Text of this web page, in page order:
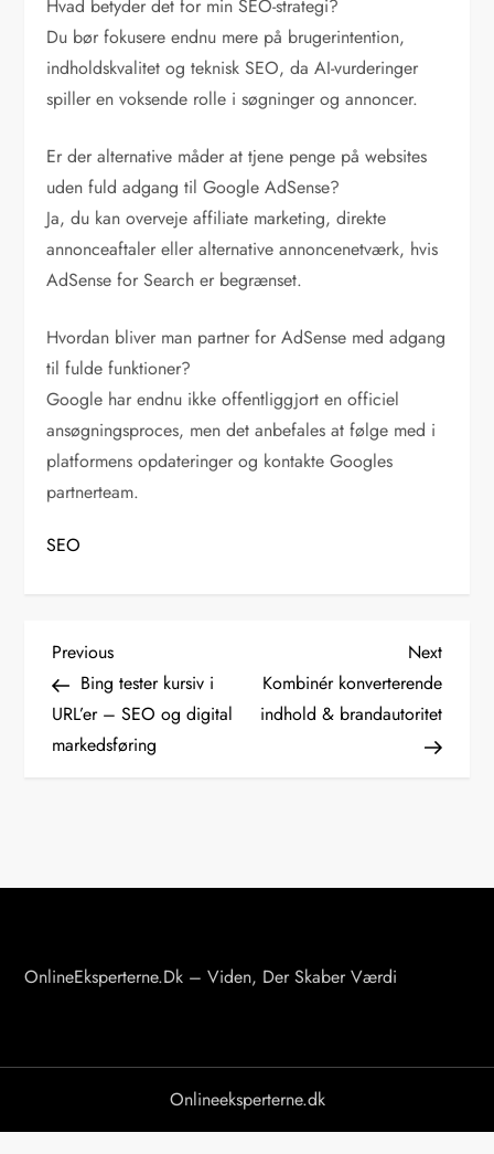
Hvad betyder det for min SEO-strategi?
Du bør fokusere endnu mere på brugerintention,
indholdskvalitet og teknisk SEO, da AI-vurderinger
spiller en voksende rolle i søgninger og annoncer.
Er der alternative måder at tjene penge på websites
uden fuld adgang til Google AdSense?
Ja, du kan overveje affiliate marketing, direkte
annonceaftaler eller alternative annoncenetværk, hvis
AdSense for Search er begrænset.
Hvordan bliver man partner for AdSense med adgang
til fulde funktioner?
Google har endnu ikke offentliggjort en officiel
ansøgningsproces, men det anbefales at følge med i
platformens opdateringer og kontakte Googles
partnerteam.
SEO
I
n
d
g
Previous
Post
Previous
Bing tester kursiv i
URL’er – SEO og digital
markedsføring
Next
Post
Next
Kombinér konverterende
indhold & brandautoritet
OnlineEksperterne.dk – Viden, Der Skaber Værdi
Onlineeksperterne.dk